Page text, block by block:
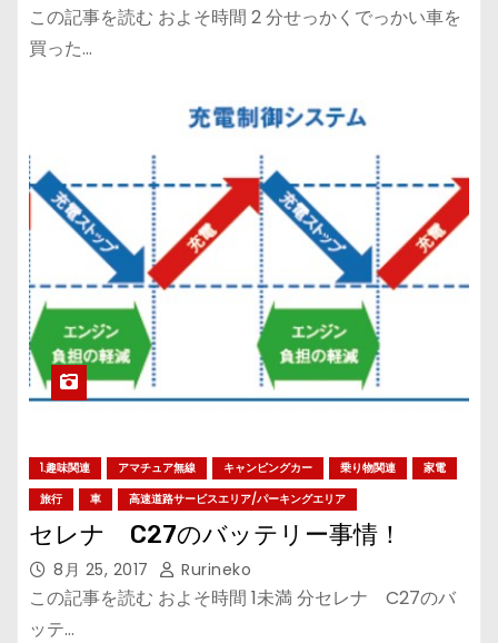
この記事を読む およそ時間 2 分せっかくでっかい車を
買った…
1.趣味関連 アマチュア無線 キャンピングカー 乗り物関連
家電
旅行
車 高速道路サービスエリア/パーキングエリア
セレナ C27のバッテリー事情！
8月 25, 2017 Rurineko
この記事を読む およそ時間 1未満 分セレナ C27のバ
ッテ…